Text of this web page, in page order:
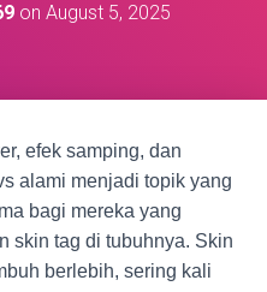
on August 5, 2025
efek samping, dan
alami menjadi topik yang
bagi mereka yang
skin tag di tubuhnya. Skin
berlebih, sering kali